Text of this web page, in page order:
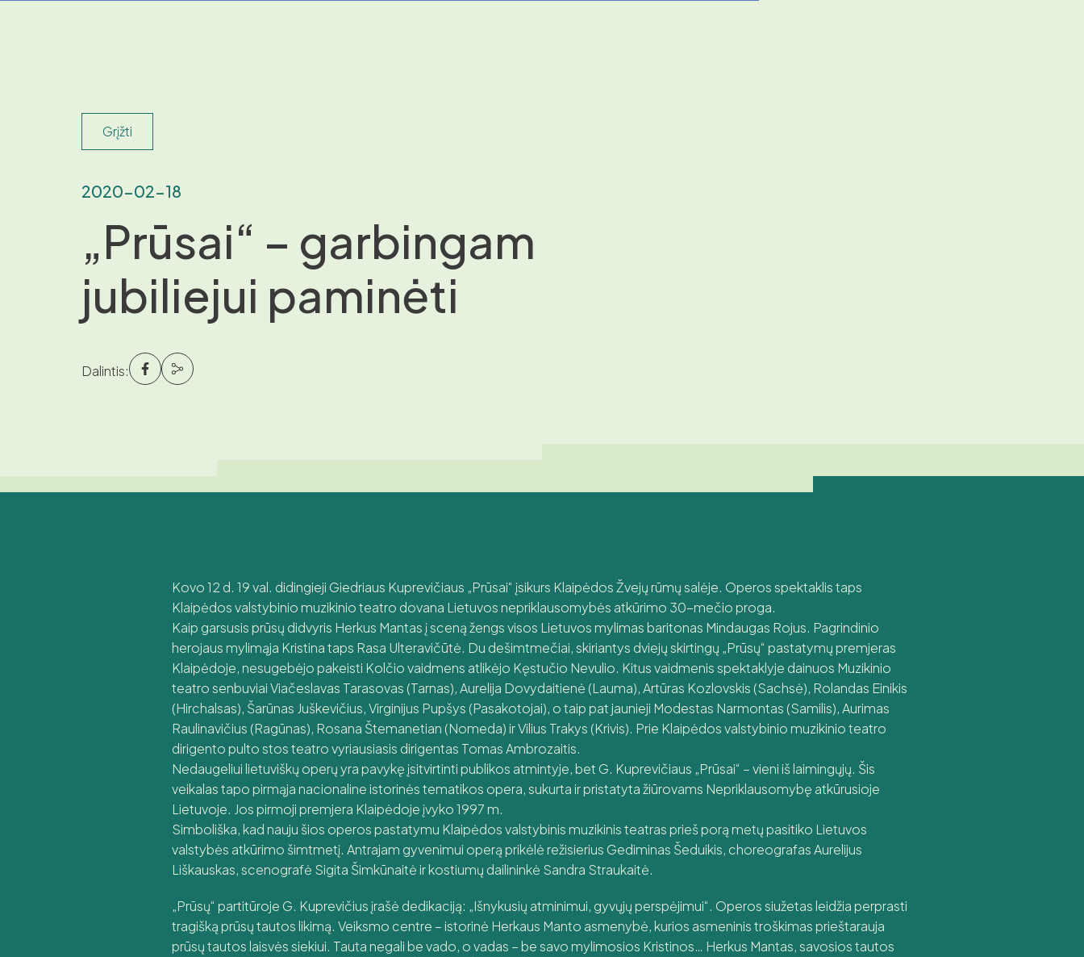
Grįžti
2020-02-18
„Prūsai“ – garbingam
jubiliejui paminėti
Dalintis:
Kovo 12 d. 19 val. didingieji Giedriaus Kuprevičiaus „Prūsai“ įsikurs Klaipėdos Žvejų rūmų salėje. Operos spektaklis taps
Klaipėdos valstybinio muzikinio teatro dovana Lietuvos nepriklausomybės atkūrimo 30-mečio proga.
Kaip garsusis prūsų didvyris Herkus Mantas į sceną žengs visos Lietuvos mylimas baritonas Mindaugas Rojus. Pagrindinio
herojaus mylimąja Kristina taps Rasa Ulteravičūtė. Du dešimtmečiai, skiriantys dviejų skirtingų „Prūsų“ pastatymų premjeras
Klaipėdoje, nesugebėjo pakeisti Kolčio vaidmens atlikėjo Kęstučio Nevulio. Kitus vaidmenis spektaklyje dainuos Muzikinio
teatro senbuviai Viačeslavas Tarasovas (Tarnas), Aurelija Dovydaitienė (Lauma), Artūras Kozlovskis (Sachsė), Rolandas Einikis
(Hirchalsas), Šarūnas Juškevičius, Virginijus Pupšys (Pasakotojai), o taip pat jaunieji Modestas Narmontas (Samilis), Aurimas
Raulinavičius (Ragūnas), Rosana Štemanetian (Nomeda) ir Vilius Trakys (Krivis). Prie Klaipėdos valstybinio muzikinio teatro
dirigento pulto stos teatro vyriausiasis dirigentas Tomas Ambrozaitis.
Nedaugeliui lietuviškų operų yra pavykę įsitvirtinti publikos atmintyje, bet G. Kuprevičiaus „Prūsai“ – vieni iš laimingųjų. Šis
veikalas tapo pirmąja nacionaline istorinės tematikos opera, sukurta ir pristatyta žiūrovams Nepriklausomybę atkūrusioje
Lietuvoje. Jos pirmoji premjera Klaipėdoje įvyko 1997 m.
Simboliška, kad nauju šios operos pastatymu Klaipėdos valstybinis muzikinis teatras prieš porą metų pasitiko Lietuvos
valstybės atkūrimo šimtmetį. Antrajam gyvenimui operą prikėlė režisierius Gediminas Šeduikis, choreografas Aurelijus
Liškauskas, scenografė Sigita Šimkūnaitė ir kostiumų dailininkė Sandra Straukaitė.
„Prūsų“ partitūroje G. Kuprevičius įrašė dedikaciją: „Išnykusių atminimui, gyvųjų perspėjimui“. Operos siužetas leidžia perprasti
tragišką prūsų tautos likimą. Veiksmo centre – istorinė Herkaus Manto asmenybė, kurios asmeninis troškimas prieštarauja
prūsų tautos laisvės siekiui. Tauta negali be vado, o vadas – be savo mylimosios Kristinos… Herkus Mantas, savosios tautos